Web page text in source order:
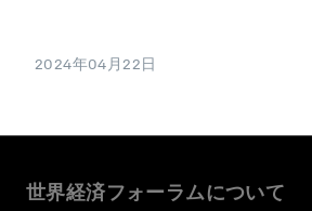
2024年04月22日
世界経済フォーラムについて